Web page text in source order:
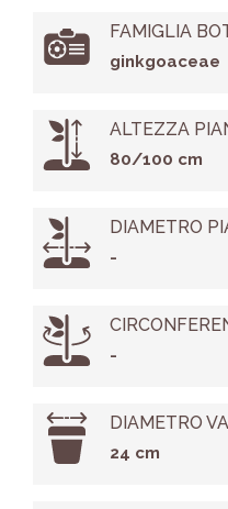
FAMIGLIA
ginkgoaceae
ALTEZZA
80/100 cm
DIAMETRO
-
-
DIAMETRO
24 cm